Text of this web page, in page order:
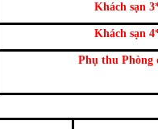
Khách sạn
Khách sạn
Phụ thu Phòng